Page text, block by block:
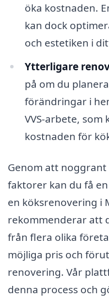
öka kostnaden.
kan dock
och estetiken i
Ytterligare
på om du
förändringar i
VVS-arbete, som
kostnaden för
Genom att noggrant
faktorer kan du få
en köksrenovering i
rekommenderar att
från flera olika
möjliga pris och
renovering. Vår
denna process och